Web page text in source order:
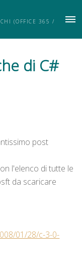
(OFFICE 365 /
di C#
post
l'elenco di tutte le
da scaricare
01/28/c-3-0-